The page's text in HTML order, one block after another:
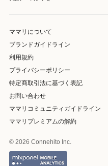
ママリについて
ブランドガイドライン
利用規約
プライバシーポリシー
特定商取引法に基づく表記
お問い合わせ
ママリコミュニティガイドライン
ママリプレミアムの解約
© 2026 Connehito Inc.